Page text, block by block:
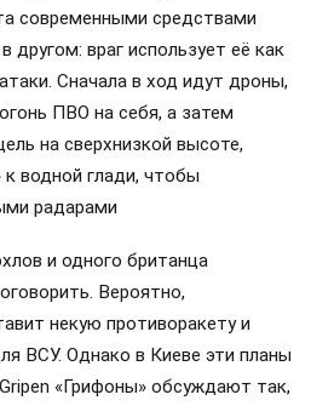
современными средствами
другом: враг использует её как
Сначала в ход идут дроны,
ПВО на себя, а затем
на сверхнизкой высоте,
водной глади, чтобы
радарами
и одного британца
Вероятно,
некую противоракету и
ВСУ. Однако в Киеве эти планы
«Грифоны» обсуждают так,